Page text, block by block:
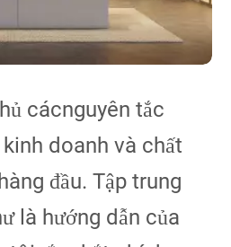
cácnguyên tắc
doanh và chất
đầu. Tập trung
là hướng dẫn của